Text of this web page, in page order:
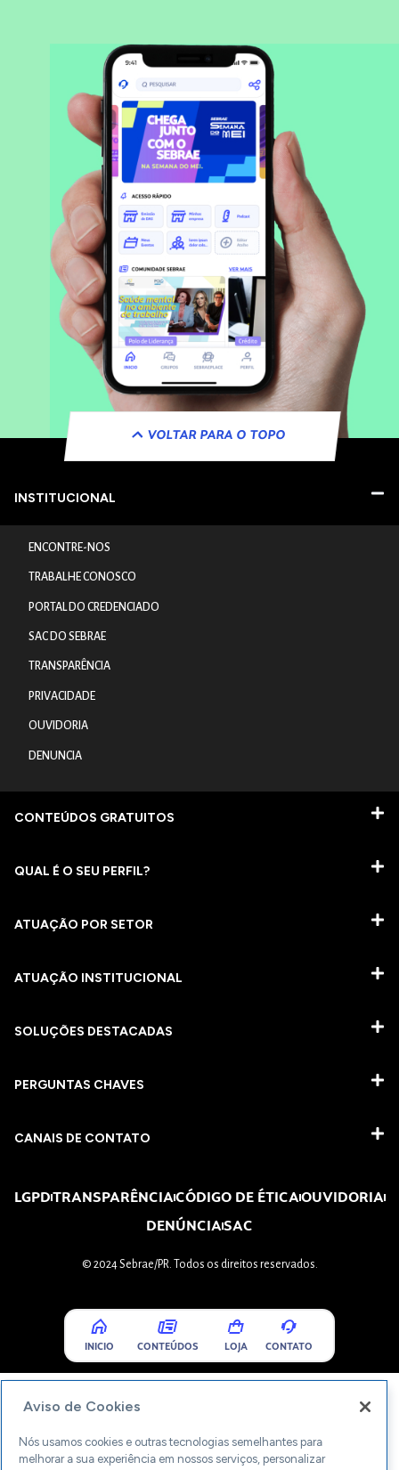
VOLTAR PARA O TOPO
INSTITUCIONAL
ENCONTRE-NOS
TRABALHE CONOSCO
PORTAL DO CREDENCIADO
SAC DO SEBRAE
TRANSPARÊNCIA
PRIVACIDADE
OUVIDORIA
DENUNCIA
CONTEÚDOS GRATUITOS
QUAL É O SEU PERFIL?
ATUAÇÃO POR SETOR
ATUAÇÃO INSTITUCIONAL
SOLUÇÕES DESTACADAS
PERGUNTAS CHAVES​
CANAIS DE CONTATO
LGPDTRANSPARÊNCIACÓDIGO DE ÉTICAOUVIDORIA
DENÚNCIASAC
© 2024 Sebrae/PR. Todos os direitos reservados.
INICIO CONTEÚDOS LOJA CONTATO
Aviso de Cookies
Nós usamos cookies e outras tecnologias semelhantes para
melhorar a sua experiência em nossos serviços, personalizar